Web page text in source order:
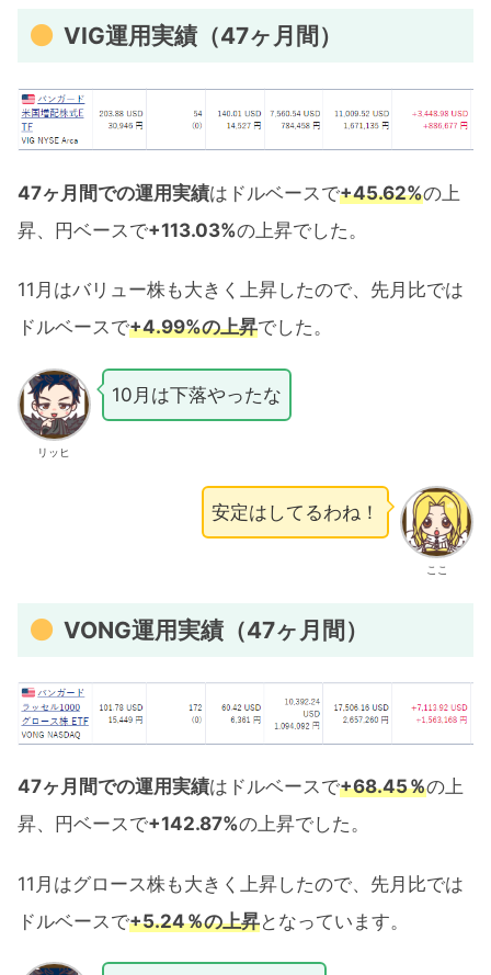
VIG運用実績（47ヶ月間）
47ヶ月間での運用実績はドルベースで+45.62%の上
昇、円ベースで+113.03%の上昇でした。
11月はバリュー株も大きく上昇したので、先月比では
ドルベースで+4.99%の上昇でした。
リッヒ
10月は下落やったな
ここ
安定はしてるわね！
VONG運用実績（47ヶ月間）
47ヶ月間での運用実績はドルベースで+68.45％の上
昇、円ベースで+142.87%の上昇でした。
11月はグロース株も大きく上昇したので、先月比では
ドルベースで+5.24％の上昇となっています。